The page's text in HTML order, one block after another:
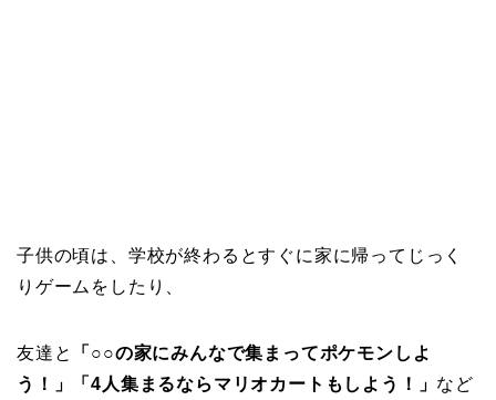
子供の頃は、学校が終わるとすぐに家に帰ってじっく
りゲームをしたり、
友達と
「○○の家にみんなで集まってポケモンしよ
う！」「4人集まるならマリオカートもしよう！」 など